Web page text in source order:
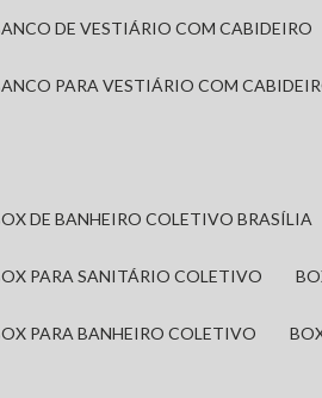
BANCO DE VESTIÁRIO COM CABIDEIRO
BANCO PARA VESTIÁRIO COM
BOX DE BANHEIRO COLETIVO BRASÍLIA
BOX PARA SANITÁRIO COLETIVO
BOX PARA BANHEIRO COLETIVO